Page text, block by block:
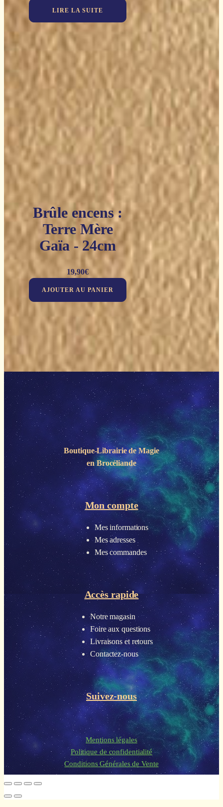
LIRE LA SUITE
Brûle encens :
Terre Mère
Gaïa - 24cm
19,90€
AJOUTER AU PANIER
Boutique-Librairie deMagie
en Brocéliande
Mon compte
Mes informations
Mes adresses
Mes commandes
Accès rapide
Notre magasin
Foire aux questions
Livraisons et retours
Contactez-nous
Suivez-nous
Mentions légales
Politique de confidentialité
Conditions Générales de Vente